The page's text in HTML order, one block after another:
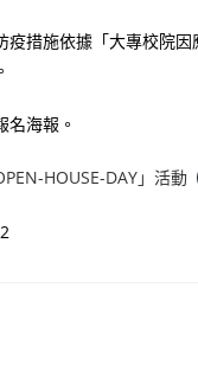
疫措施依據「大專校院
名海報。
HOUSE-DAY」活動